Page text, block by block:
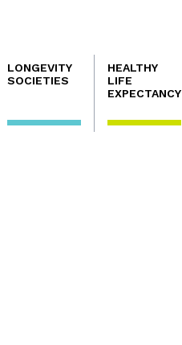
Navegación
principal
LONGEVITY
SOCIETIES
HEALTHY
LIFE
EXPECTANCY